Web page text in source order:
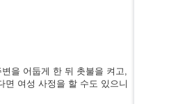
을 어둡게 한 뒤 촛불을 켜고,
면 여성 사정을 할 수도 있으니